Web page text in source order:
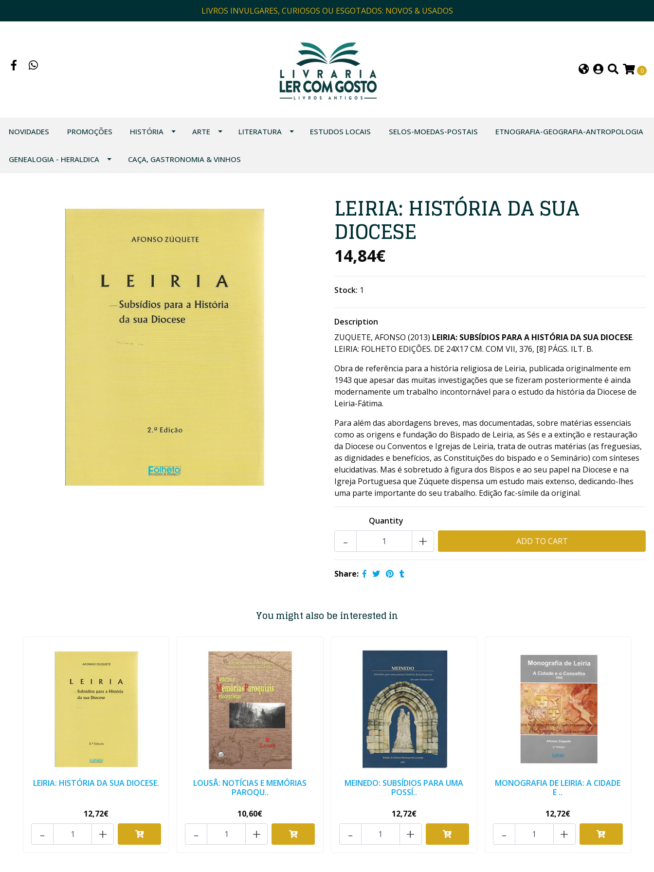
LIVROS INVULGARES, CURIOSOS OU ESGOTADOS: NOVOS & USADOS
0
NOVIDADES PROMOÇÕES HISTÓRIA ARTE LITERATURA ESTUDOS LOCAIS SELOS-MOEDAS-POSTAIS ETNOGRAFIA-GEOGRAFIA-ANTROPOLOGIA
GENEALOGIA - HERALDICA CAÇA, GASTRONOMIA & VINHOS
LEIRIA: HISTÓRIA DA SUA
DIOCESE
14,84€
Stock: 1
Description
ZUQUETE, AFONSO (2013) LEIRIA: SUBSÍDIOS PARA A HISTÓRIA DA SUA DIOCESE.
LEIRIA: FOLHETO EDIÇÕES. DE 24X17 CM. COM VII, 376, [8] PÁGS. ILT. B.
Obra de referência para a história religiosa de Leiria, publicada originalmente em
1943 que apesar das muitas investigações que se fizeram posteriormente é ainda
modernamente um trabalho incontornável para o estudo da história da Diocese de
Leiria-Fátima.
Para além das abordagens breves, mas documentadas, sobre matérias essenciais
como as origens e fundação do Bispado de Leiria, as Sés e a extinção e restauração
da Diocese ou Conventos e Igrejas de Leiria, trata de outras matérias (as freguesias,
as dignidades e benefícios, as Constituições do bispado e o Seminário) com sínteses
elucidativas. Mas é sobretudo à figura dos Bispos e ao seu papel na Diocese e na
Igreja Portuguesa que Zúquete dispensa um estudo mais extenso, dedicando-lhes
uma parte importante do seu trabalho. Edição fac-símile da original.
Quantity
+
-
Share:
You might also be interested in
LEIRIA: HISTÓRIA DA SUA DIOCESE.
12,72€
+
-
LOUSÃ: NOTÍCIAS E MEMÓRIAS
PAROQU..
10,60€
+
-
MEINEDO: SUBSÍDIOS PARA UMA
POSSÍ..
12,72€
+
-
MONOGRAFIA DE LEIRIA: A CIDADE
E ..
12,72€
+
-